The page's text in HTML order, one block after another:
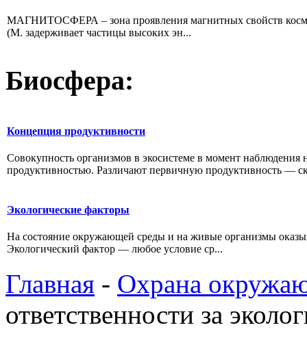
МАГНИТОСФЕРА – зона проявления магнитных свойств
(М. задерживает частицы высоких эн...
Биосфера:
Концепция продуктивности
Совокупность организмов в эко­системе в момент
продуктивностью. Различают первичную продуктивность —
Экологические факторы
На состояние окружающей среды и на живые организмы
Экологический фактор — любое ус­ловие ср...
Главная - Охрана
ответственности за